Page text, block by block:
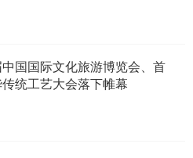
国国际文化旅游博览会、首
统工艺大会落下帷幕